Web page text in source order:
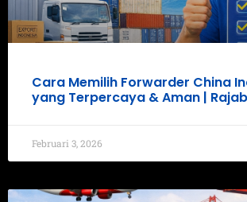
Cara Memilih Forwarder China
yang Terpercaya & Aman |
Februari 3, 2026